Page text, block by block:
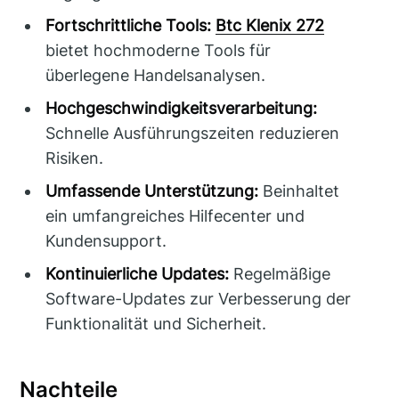
Fortschrittliche Tools: Btc Klenix 272
bietet hochmoderne Tools für
überlegene Handelsanalysen.
Hochgeschwindigkeitsverarbeitung:
Schnelle Ausführungszeiten reduzieren
Risiken.
Umfassende Unterstützung: Beinhaltet
ein umfangreiches Hilfecenter und
Kundensupport.
Kontinuierliche Updates: Regelmäßige
Software-Updates zur Verbesserung der
Funktionalität und Sicherheit.
Nachteile